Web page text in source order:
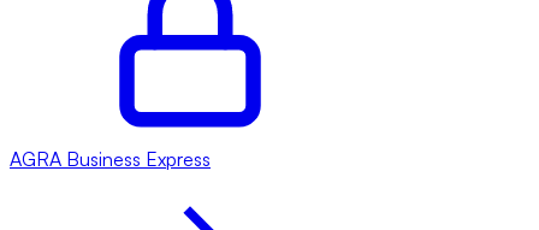
AGRA Business Express